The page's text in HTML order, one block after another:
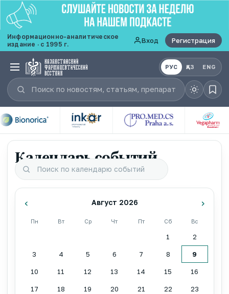
Информационно-аналитическое
издание · с 1995 г.
Вход Регистрация
РУС ҚАЗ ENG
Календарь событий
‹ Август 2026 ›
Пн Вт Ср Чт Пт Сб Вс
1 2
3 4 5 6 7 8 9
10 11 12 13 14 15 16
17 18 19 20 21 22 23